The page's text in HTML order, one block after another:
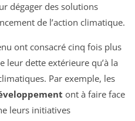
dégager des solutions
de l’action climatique.
ont consacré cinq fois plus
leur dette extérieure qu’à la
Par exemple, les
ont à faire face
leurs initiatives